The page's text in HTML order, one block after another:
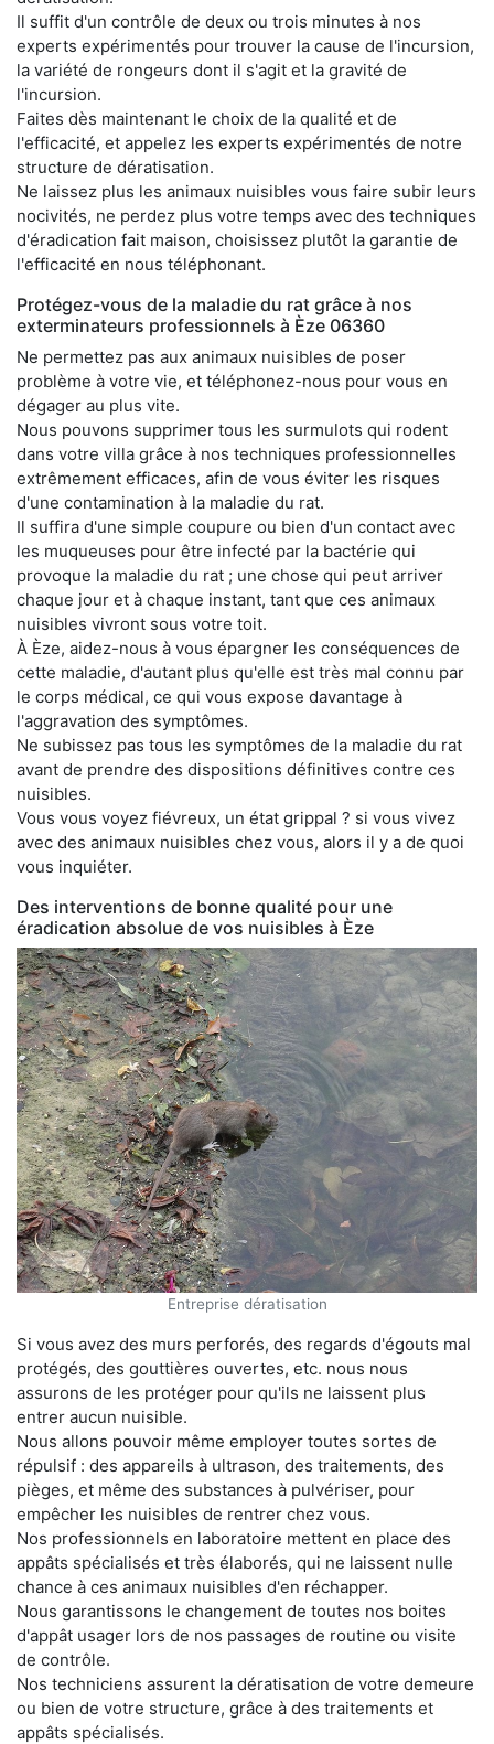
Il suffit d'un contrôle de deux ou trois minutes à nos
experts expérimentés pour trouver la cause de l'incursion,
la variété de rongeurs dont il s'agit et la gravité de
l'incursion.
Faites dès maintenant le choix de la qualité et de
l'efficacité, et appelez les experts expérimentés de notre
structure de dératisation.
Ne laissez plus les animaux nuisibles vous faire subir leurs
nocivités, ne perdez plus votre temps avec des techniques
d'éradication fait maison, choisissez plutôt la garantie de
l'efficacité en nous téléphonant.
Protégez-vous de la maladie du rat grâce à nos
exterminateurs professionnels à Èze 06360
Ne permettez pas aux animaux nuisibles de poser
problème à votre vie, et téléphonez-nous pour vous en
dégager au plus vite.
Nous pouvons supprimer tous les surmulots qui rodent
dans votre villa grâce à nos techniques professionnelles
extrêmement efficaces, afin de vous éviter les risques
d'une contamination à la maladie du rat.
Il suffira d'une simple coupure ou bien d'un contact avec
les muqueuses pour être infecté par la bactérie qui
provoque la maladie du rat ; une chose qui peut arriver
chaque jour et à chaque instant, tant que ces animaux
nuisibles vivront sous votre toit.
À Èze, aidez-nous à vous épargner les conséquences de
cette maladie, d'autant plus qu'elle est très mal connu par
le corps médical, ce qui vous expose davantage à
l'aggravation des symptômes.
Ne subissez pas tous les symptômes de la maladie du rat
avant de prendre des dispositions définitives contre ces
nuisibles.
Vous vous voyez fiévreux, un état grippal ? si vous vivez
avec des animaux nuisibles chez vous, alors il y a de quoi
vous inquiéter.
Des interventions de bonne qualité pour une
éradication absolue de vos nuisibles à Èze
Entreprise dératisation
Si vous avez des murs perforés, des regards d'égouts mal
protégés, des gouttières ouvertes, etc. nous nous
assurons de les protéger pour qu'ils ne laissent plus
entrer aucun nuisible.
Nous allons pouvoir même employer toutes sortes de
répulsif : des appareils à ultrason, des traitements, des
pièges, et même des substances à pulvériser, pour
empêcher les nuisibles de rentrer chez vous.
Nos professionnels en laboratoire mettent en place des
appâts spécialisés et très élaborés, qui ne laissent nulle
chance à ces animaux nuisibles d'en réchapper.
Nous garantissons le changement de toutes nos boites
d'appât usager lors de nos passages de routine ou visite
de contrôle.
Nos techniciens assurent la dératisation de votre demeure
ou bien de votre structure, grâce à des traitements et
appâts spécialisés.